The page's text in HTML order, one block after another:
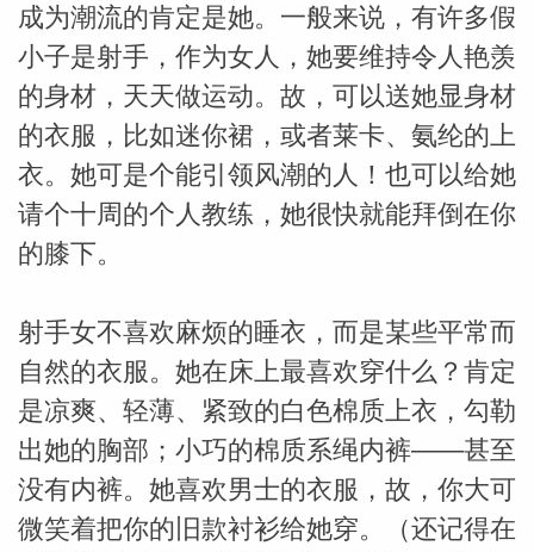
成为潮流的肯定是她。一般来说，有许多假
小子是射手，作为女人，她要维持令人艳羡
的身材，天天做运动。故，可以送她显身材
的衣服，比如迷你裙，或者莱卡、氨纶的上
衣。她可是个能引领风潮的人！也可以给她
请个十周的个人教练，她很快就能拜倒在你
的膝下。
射手女不喜欢麻烦的睡衣，而是某些平常而
自然的衣服。她在床上最喜欢穿什么？肯定
是凉爽、轻薄、紧致的白色棉质上衣，勾勒
出她的胸部；小巧的棉质系绳内裤——甚至
没有内裤。她喜欢男士的衣服，故，你大可
微笑着把你的旧款衬衫给她穿。（还记得在